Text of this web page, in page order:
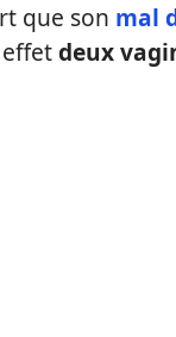
que son mal
deux